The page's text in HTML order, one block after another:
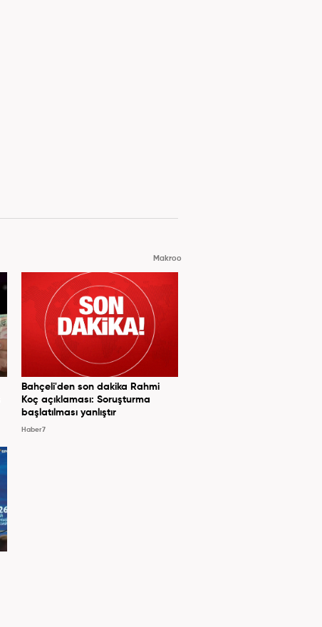
Makroo
Bahçeli'den son dakika Rahmi
Koç açıklaması: Soruşturma
başlatılması yanlıştır
Haber7